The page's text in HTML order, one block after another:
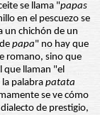
se llama "papas
en el pescuezo se
un chichón de un
papa" no hay que
romano, sino que
que llaman "el
palabrapatata
se ve cómo
de prestigio,